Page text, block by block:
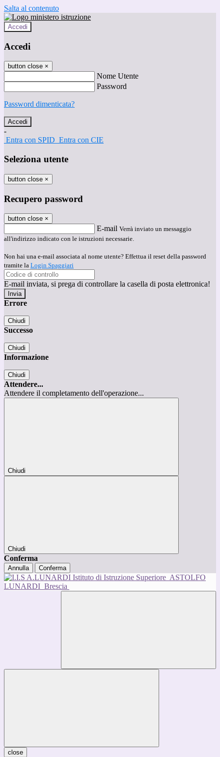
Salta al contenuto
Accedi
Accedi
button close ×
Nome Utente
Password
Password dimenticata?
-
Entra con SPID Entra con CIE
Seleziona utente
button close ×
Recupero password
button close ×
E-mail Verrà inviato un messaggio
all'indirizzo indicato con le istruzioni necessarie.
Non hai una e-mail associata al nome utente? Effettua il reset della password
tramite la Login Spaggiari
E-mail inviata, si prega di controllare la casella di posta elettronica!
Errore
Chiudi
Successo
Chiudi
Informazione
Chiudi
Attendere...
Attendere il completamento dell'operazione...
Chiudi
Chiudi
Conferma
Annulla Conferma
Istituto di Istruzione Superiore ASTOLFO
LUNARDI Brescia
close